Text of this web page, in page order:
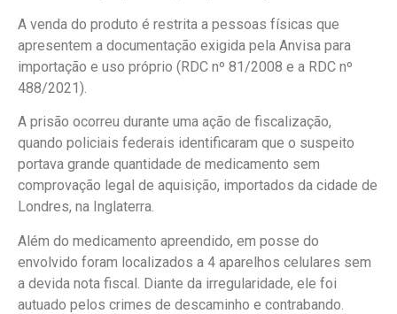
A venda do produto é restrita a pessoas físicas que
apresentem a documentação exigida pela Anvisa para
importação e uso próprio (RDC nº 81/2008 e a RDC nº
488/2021).
A prisão ocorreu durante uma ação de fiscalização,
quando policiais federais identificaram que o suspeito
portava grande quantidade de medicamento sem
comprovação legal de aquisição, importados da cidade de
Londres, na Inglaterra.
Além do medicamento apreendido, em posse do
envolvido foram localizados a 4 aparelhos celulares sem
a devida nota fiscal. Diante da irregularidade, ele foi
autuado pelos crimes de descaminho e contrabando.